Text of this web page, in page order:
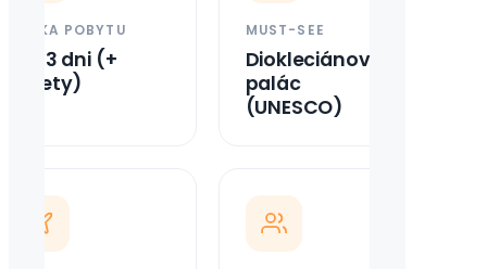
DĹŽKA POBYTU
2 – 3 dni (+
výlety)
MUST-SEE
Diokleciánov
palác
(UNESCO)